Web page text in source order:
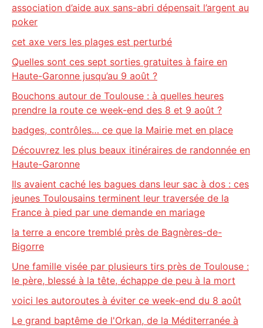
association d’aide aux sans-abri dépensait l’argent au
poker
cet axe vers les plages est perturbé
Quelles sont ces sept sorties gratuites à faire en
Haute-Garonne jusqu’au 9 août ?
Bouchons autour de Toulouse : à quelles heures
prendre la route ce week-end des 8 et 9 août ?
badges, contrôles… ce que la Mairie met en place
Découvrez les plus beaux itinéraires de randonnée en
Haute-Garonne
Ils avaient caché les bagues dans leur sac à dos : ces
jeunes Toulousains terminent leur traversée de la
France à pied par une demande en mariage
la terre a encore tremblé près de Bagnères-de-
Bigorre
Une famille visée par plusieurs tirs près de Toulouse :
le père, blessé à la tête, échappe de peu à la mort
voici les autoroutes à éviter ce week-end du 8 août
Le grand baptême de l'Orkan, de la Méditerranée à